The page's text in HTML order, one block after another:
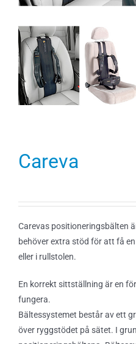
Careva
Carevas positioneringsbälten
behöver extra stöd för att få
eller i rullstolen.
En korrekt sittställning är en
fungera.
Bältessystemet består av ett
över ryggstödet på sätet. I